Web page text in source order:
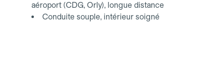
aéroport (CDG, Orly), longue distance
Conduite souple, intérieur soigné